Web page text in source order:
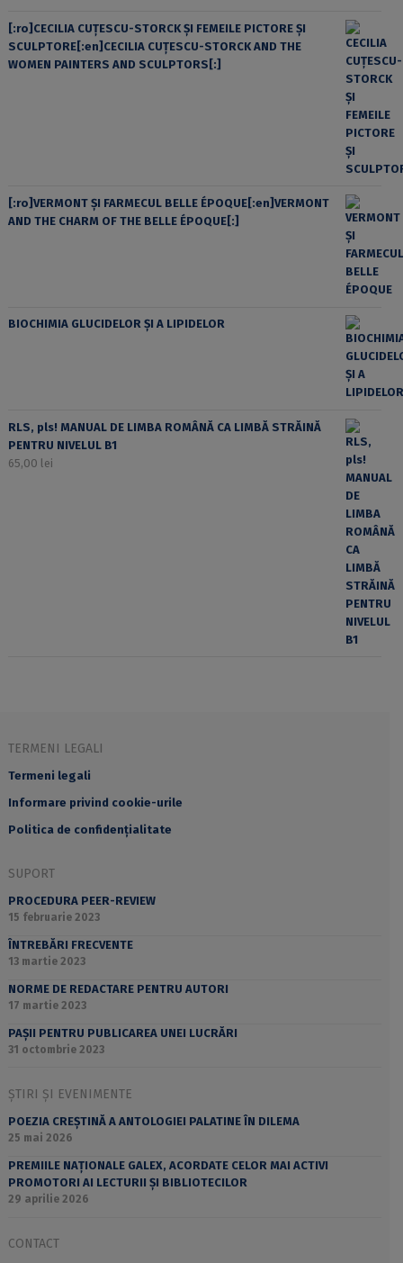
[:ro]CECILIA CUŢESCU-STORCK ŞI FEMEILE PICTORE ŞI
SCULPTORE[:en]CECILIA CUŢESCU-STORCK AND THE
WOMEN PAINTERS AND SCULPTORS[:]
[:ro]VERMONT ȘI FARMECUL BELLE ÉPOQUE[:en]VERMONT
AND THE CHARM OF THE BELLE ÉPOQUE[:]
BIOCHIMIA GLUCIDELOR ȘI A LIPIDELOR
RLS, pls! MANUAL DE LIMBA ROMÂNĂ CA LIMBĂ STRĂINĂ
PENTRU NIVELUL B1
65,00 lei
TERMENI LEGALI
Termeni legali
Informare privind cookie-urile
Politica de confidențialitate
SUPORT
PROCEDURA PEER-REVIEW
15 februarie 2023
ÎNTREBĂRI FRECVENTE
13 martie 2023
NORME DE REDACTARE PENTRU AUTORI
17 martie 2023
PAȘII PENTRU PUBLICAREA UNEI LUCRĂRI
31 octombrie 2023
ȘTIRI ȘI EVENIMENTE
POEZIA CREȘTINĂ A ANTOLOGIEI PALATINE ÎN DILEMA
25 mai 2026
PREMIILE NAȚIONALE GALEX, ACORDATE CELOR MAI ACTIVI
PROMOTORI AI LECTURII ȘI BIBLIOTECILOR
29 aprilie 2026
CONTACT